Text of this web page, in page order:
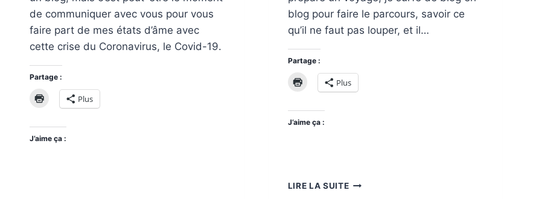
de communiquer avec vous pour vous
faire part de mes états d’âme avec
cette crise du Coronavirus, le Covid-19.
Partage :
Plus
J’aime ça :
blog pour faire le parcours, savoir ce
qu’il ne faut pas louper, et il…
Partage :
Plus
J’aime ça :
LIRE LA SUITEHELLO